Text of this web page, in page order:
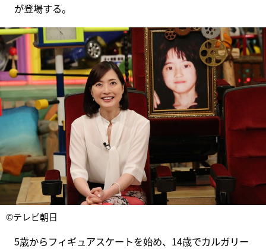
が登場する。
©テレビ朝日
5歳からフィギュアスケートを始め、14歳でカルガリー